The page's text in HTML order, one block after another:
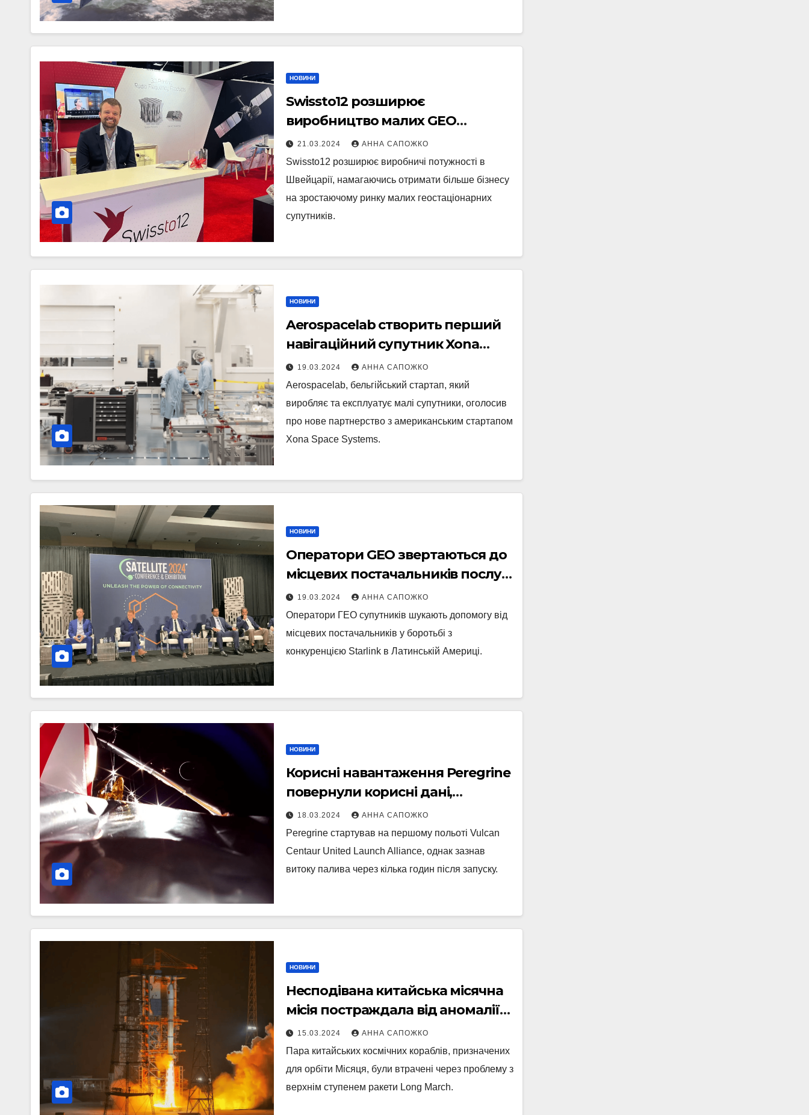
НОВИНИ
Swissto12 розширює
виробництво малих GEO
супутників
21.03.2024 АННА САПОЖКО
Swissto12 розширює виробничі потужності в
Швейцарії, намагаючись отримати більше бізнесу
на зростаючому ринку малих геостаціонарних
супутників.
НОВИНИ
Aerospacelab створить перший
навігаційний супутник Xona
Space
19.03.2024 АННА САПОЖКО
Aerospacelab, бельгійський стартап, який
виробляє та експлуатує малі супутники, оголосив
про нове партнерство з американським стартапом
Xona Space Systems.
НОВИНИ
Оператори GEO звертаються до
місцевих постачальників послуг,
щоб конкурувати зі Starlink
19.03.2024 АННА САПОЖКО
Оператори ГЕО супутників шукають допомогу від
місцевих постачальників у боротьбі з
конкуренцією Starlink в Латинській Америці.
НОВИНИ
Корисні навантаження Peregrine
повернули корисні дані,
незважаючи на відсутність
посадки на Місяць
18.03.2024 АННА САПОЖКО
Peregrine стартував на першому польоті Vulcan
Centaur United Launch Alliance, однак зазнав
витоку палива через кілька годин після запуску.
НОВИНИ
Несподівана китайська місячна
місія постраждала від аномалії
запуску
15.03.2024 АННА САПОЖКО
Пара китайських космічних кораблів, призначених
для орбіти Місяця, були втрачені через проблему з
верхнім ступенем ракети Long March.